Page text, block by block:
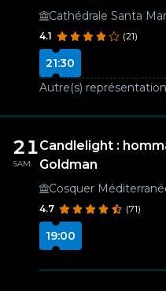
Cathédrale Santa
4.1 (21)
21:30
Autre(s)
21
SAM.
Candlelight :
Goldman
Cosquer
4.7 (71)
19:00